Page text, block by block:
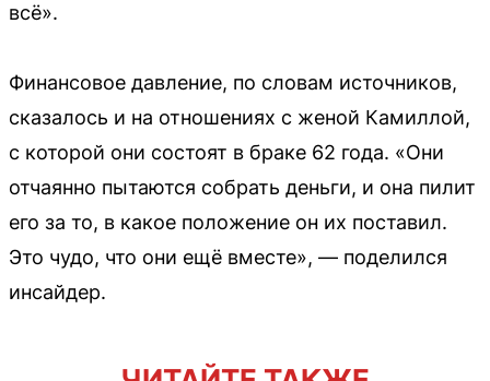
всё».
Финансовое давление, по словам источников,
сказалось и на отношениях с женой Камиллой,
с которой они состоят в браке 62 года. «Они
отчаянно пытаются собрать деньги, и она пилит
его за то, в какое положение он их поставил.
Это чудо, что они ещё вместе», — поделился
инсайдер.